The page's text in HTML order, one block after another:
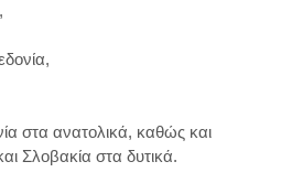
στα ανατολικά, καθώς και
Σλοβακία στα δυτικά.